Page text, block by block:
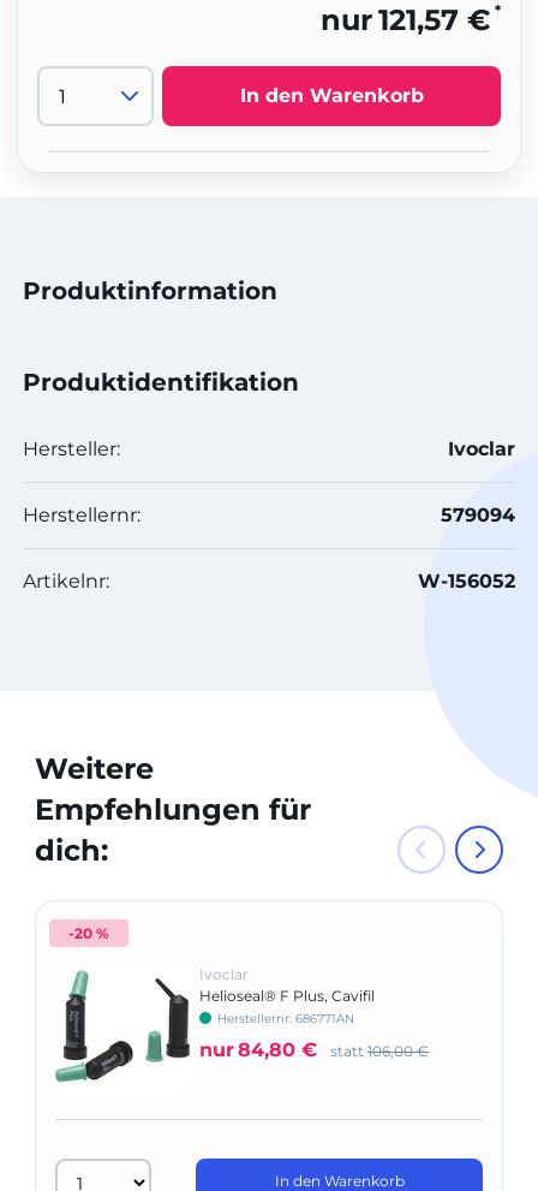
nur121,57 € *
In den Warenkorb
Produktinformation
Produktidentifikation
Hersteller: Ivoclar
Herstellernr: 579094
Artikelnr: W-156052
Weitere
Empfehlungen für
dich:
-20 %
Ivoclar
Helioseal® F Plus, Cavifil
Herstellernr: 686771AN
nur84,80 € statt 106,00 €
In den Warenkorb